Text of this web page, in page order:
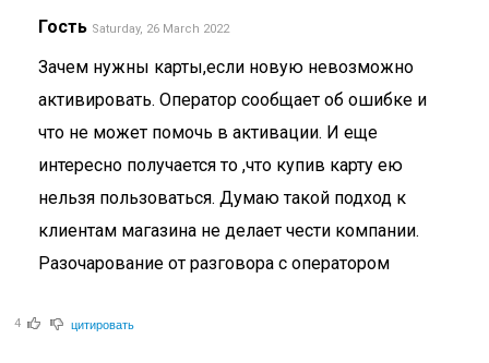
Гость Saturday, 26 March 2022
Зачем нужны карты,если новую невозможно
активировать. Оператор сообщает об ошибке и
что не может помочь в активации. И еще
интересно получается то ,что купив карту ею
нельзя пользоваться. Думаю такой подход к
клиентам магазина не делает чести компании.
Разочарование от разговора с оператором
4 цитировать